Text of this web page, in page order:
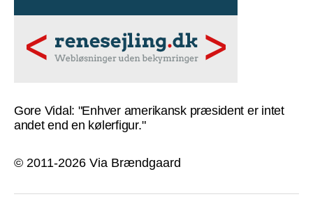
Gore Vidal: "Enhver amerikansk præsident er intet
andet end en kølerfigur."
© 2011-2026 Via Brændgaard